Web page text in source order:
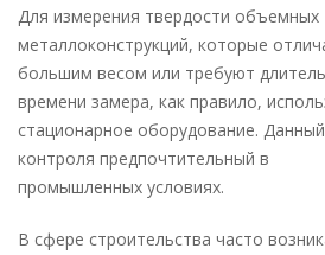
Для измерения твердости объемных
металлоконструкций, которые
большим весом или требуют
времени замера, как правило,
стационарное оборудование.
контроля предпочтительный в
промышленных условиях.
В сфере строительства часто